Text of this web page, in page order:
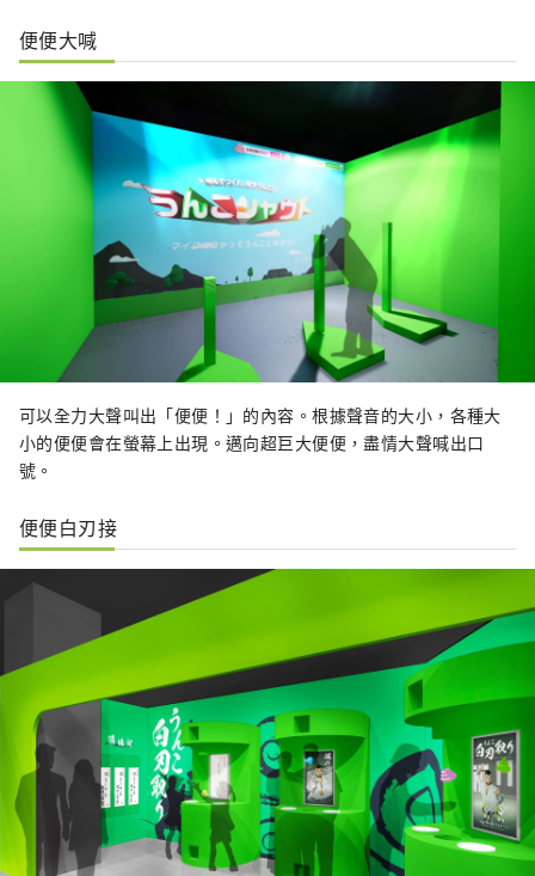
便便大喊
可以全力大聲叫出「便便！」的內容。根據聲音的大小，各種大
小的便便會在螢幕上出現。邁向超巨大便便，盡情大聲喊出口
號。
便便白刃接